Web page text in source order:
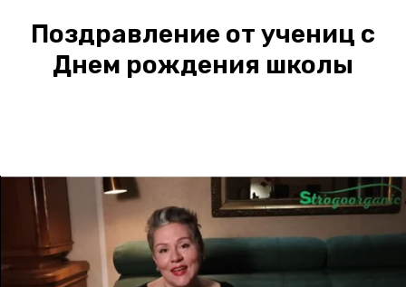
Поздравление от учениц с
Днем рождения школы